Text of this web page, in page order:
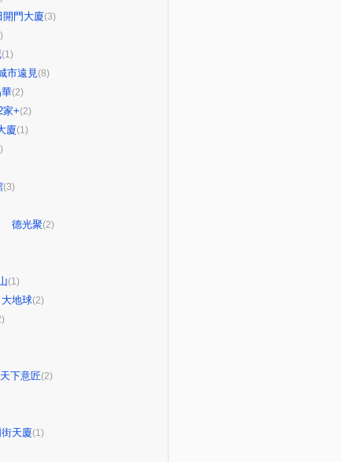
開門大廈(3)
(1)
市遠見(8)
(2)
家+(2)
廈(1)
(3)
德光聚(2)
(1)
大地球(2)
天下意匠(2)
天廈(1)